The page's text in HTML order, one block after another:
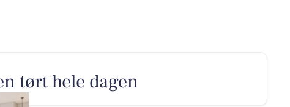
tørt hele dagen